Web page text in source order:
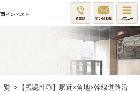
インべスト
覧 >
【視認性◎】駅近×角地×幹線道路沿